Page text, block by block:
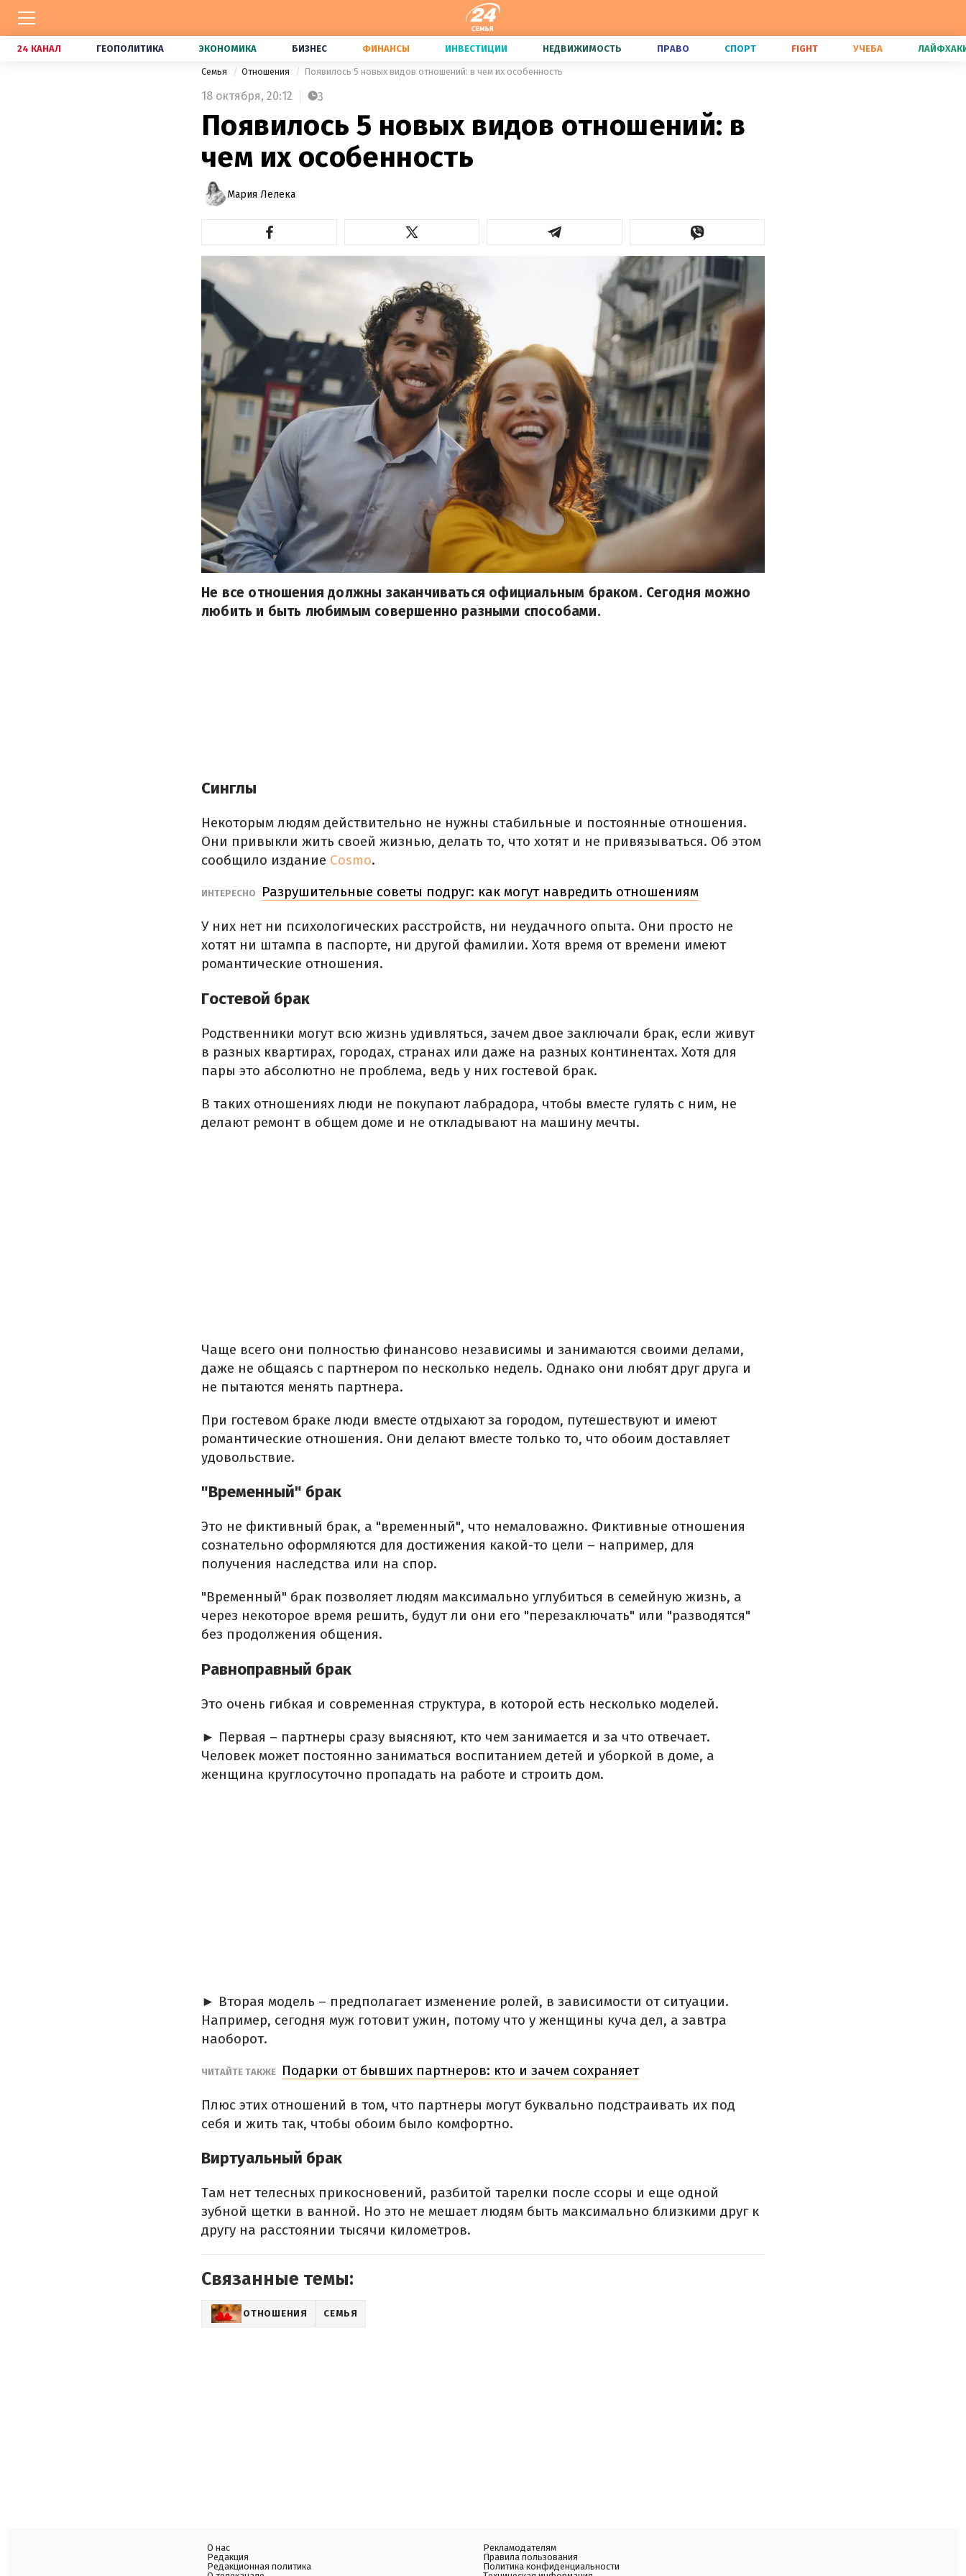
24 КАНАЛ ГЕОПОЛИТИКА ЭКОНОМИКА БИЗНЕС ФИНАНСЫ ИНВЕСТИЦИИ НЕДВИЖИМОСТЬ ПРАВО СПОРТ FIGHT УЧЕБА
Семья Отношения Появилось 5 новых видов отношений: в чем их особенность
18 октября, 20:12 3
Появилось 5 новых видов отношений: в
чем их особенность
Мария Лелека
Не все отношения должны заканчиваться официальным браком. Сегодня можно
любить и быть любимым совершенно разными способами.
Синглы
Некоторым людям действительно не нужны стабильные и постоянные отношения.
Они привыкли жить своей жизнью, делать то, что хотят и не привязываться. Об этом
сообщило издание Cosmo.
ИНТЕРЕСНО Разрушительные советы подруг: как могут навредить отношениям
У них нет ни психологических расстройств, ни неудачного опыта. Они просто не
хотят ни штампа в паспорте, ни другой фамилии. Хотя время от времени имеют
романтические отношения.
Гостевой брак
Родственники могут всю жизнь удивляться, зачем двое заключали брак, если живут
в разных квартирах, городах, странах или даже на разных континентах. Хотя для
пары это абсолютно не проблема, ведь у них гостевой брак.
В таких отношениях люди не покупают лабрадора, чтобы вместе гулять с ним, не
делают ремонт в общем доме и не откладывают на машину мечты.
Чаще всего они полностью финансово независимы и занимаются своими делами,
даже не общаясь с партнером по несколько недель. Однако они любят друг друга и
не пытаются менять партнера.
При гостевом браке люди вместе отдыхают за городом, путешествуют и имеют
романтические отношения. Они делают вместе только то, что обоим доставляет
удовольствие.
"Временный" брак
Это не фиктивный брак, а "временный", что немаловажно. Фиктивные отношения
сознательно оформляются для достижения какой-то цели – например, для
получения наследства или на спор.
"Временный" брак позволяет людям максимально углубиться в семейную жизнь, а
через некоторое время решить, будут ли они его "перезаключать" или "разводятся"
без продолжения общения.
Равноправный брак
Это очень гибкая и современная структура, в которой есть несколько моделей.
► Первая – партнеры сразу выясняют, кто чем занимается и за что отвечает.
Человек может постоянно заниматься воспитанием детей и уборкой в ​​доме, а
женщина круглосуточно пропадать на работе и строить дом.
► Вторая модель – предполагает изменение ролей, в зависимости от ситуации.
Например, сегодня муж готовит ужин, потому что у женщины куча дел, а завтра
наоборот.
ЧИТАЙТЕ ТАКЖЕ Подарки от бывших партнеров: кто и зачем сохраняет
Плюс этих отношений в том, что партнеры могут буквально подстраивать их под
себя и жить так, чтобы обоим было комфортно.
Виртуальный брак
Там нет телесных прикосновений, разбитой тарелки после ссоры и еще одной
зубной щетки в ванной. Но это не мешает людям быть максимально близкими друг к
другу на расстоянии тысячи километров.
Связанные темы:
ОТНОШЕНИЯ СЕМЬЯ
О нас
Редакция
Редакционная политика
Рекламодателям
Правила пользования
Политика конфиденциальности